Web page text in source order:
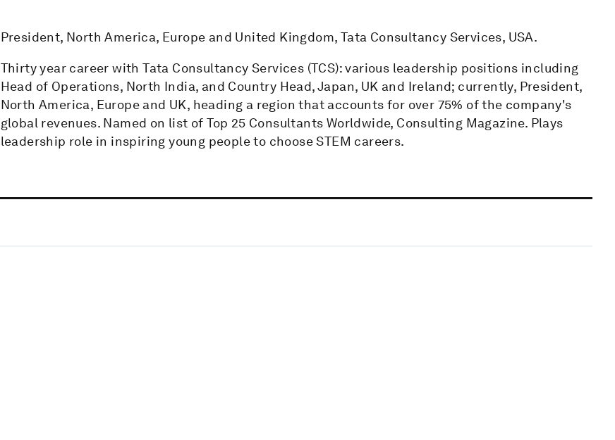
President, North America, Europe and United Kingdom, Tata Consultancy Services, USA.
Thirty year career with Tata Consultancy Services (TCS): various leadership positions including
Head of Operations, North India, and Country Head, Japan, UK and Ireland; currently, President,
North America, Europe and UK, heading a region that accounts for over 75% of the company's
global revenues. Named on list of Top 25 Consultants Worldwide, Consulting Magazine. Plays
leadership role in inspiring young people to choose STEM careers.